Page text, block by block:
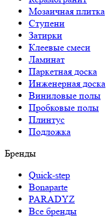
Мозаичная плитка
Ступени
Затирки
Клеевые смеси
Ламинат
Паркетная доска
Инженерная доска
Виниловые полы
Пробковые полы
Плинтус
Подложка
Бренды
Quick-step
Bonaparte
PARADYZ
Все бренды